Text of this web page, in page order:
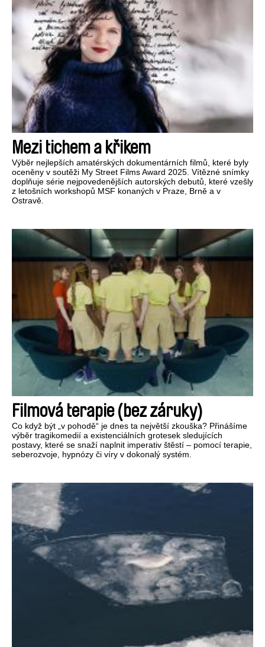
Mezi tichem a křikem
Výběr nejlepších amatérských dokumentárních filmů, které byly
oceněny v soutěži My Street Films Award 2025. Vítězné snímky
doplňuje série nejpovedenějších autorských debutů, které vzešly
z letošních workshopů MSF konaných v Praze, Brně a v
Ostravě.
Filmová terapie (bez záruky)
Co když být „v pohodě“ je dnes ta největší zkouška? Přinášíme
výběr tragikomedií a existenciálních grotesek sledujících
postavy, které se snaží naplnit imperativ štěstí – pomocí terapie,
seberozvoje, hypnózy či víry v dokonalý systém.